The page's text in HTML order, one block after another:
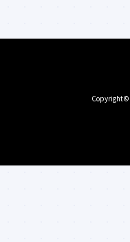
Copyright©